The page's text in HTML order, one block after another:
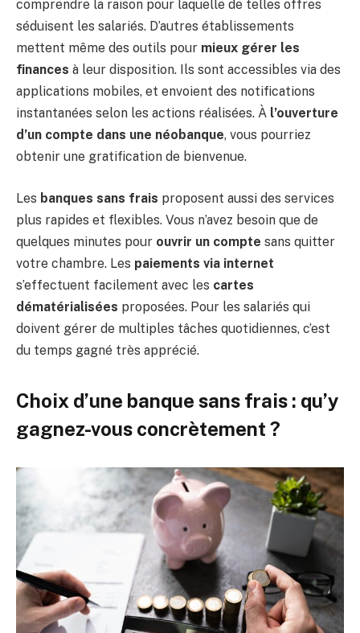
comprendre la raison pour laquelle de telles offres
séduisent les salariés. D’autres établissements
mettent même des outils pour mieux gérer les
finances à leur disposition. Ils sont accessibles via des
applications mobiles, et envoient des notifications
instantanées selon les actions réalisées. À l’ouverture
d’un compte dans une néobanque, vous pourriez
obtenir une gratification de bienvenue.
Les banques sans frais proposent aussi des services
plus rapides et flexibles. Vous n’avez besoin que de
quelques minutes pour ouvrir un compte sans quitter
votre chambre. Les paiements via internet
s’effectuent facilement avec les cartes
dématérialisées proposées. Pour les salariés qui
doivent gérer de multiples tâches quotidiennes, c’est
du temps gagné très apprécié.
Choix d’une banque sans frais : qu’y
gagnez-vous concrètement ?